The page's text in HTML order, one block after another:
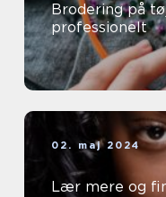
Brodering på
professionelt
02. maj 2024
Lær mere og